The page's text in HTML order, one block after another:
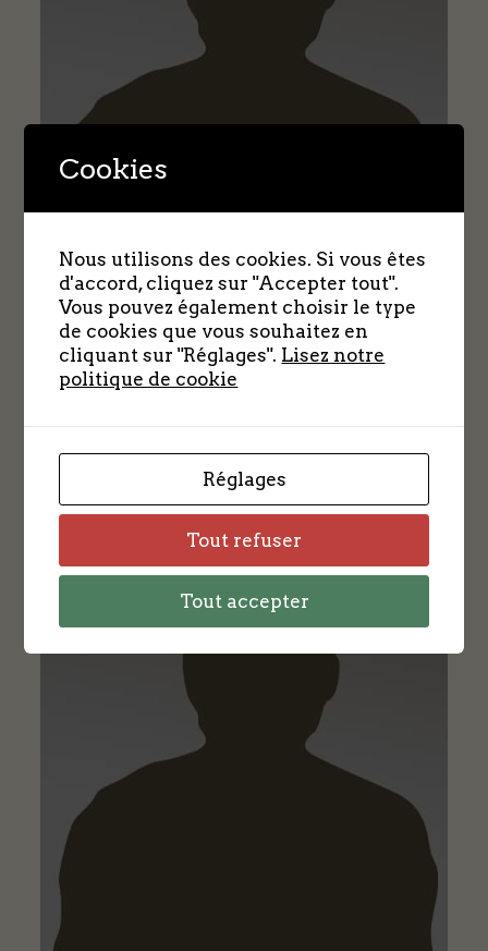
+ + +
Cookies
Nous utilisons des cookies. Si vous êtes
d'accord, cliquez sur "Accepter tout".
Vous pouvez également choisir le type
de cookies que vous souhaitez en
cliquant sur "Réglages". Lisez notre
politique de cookie
Réglages
Tout refuser
Tout accepter